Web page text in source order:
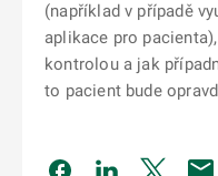
(například v případě
aplikace pro
kontrolou a jak
to pacient bude
Odkaz se otevře
Odkaz se